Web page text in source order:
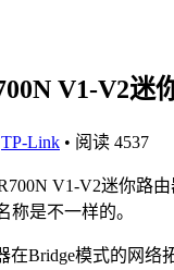
V1-V2迷
TP-Link • 阅读 4537
V1-V2迷你路
称是不一样的。